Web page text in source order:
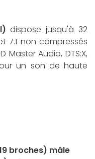
dispose jusqu'à 32
7.1 non compressés
Master Audio, DTS:X,
un son de haute
broches) mâle